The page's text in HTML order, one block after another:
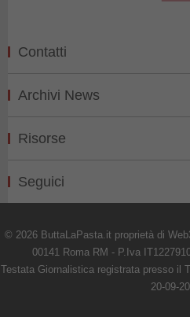
Contatti
Archivi News
Risorse
Seguici
© 2026 ButtaLaPasta.it proprietà di
00141 Roma RM - P.Iva
Testata Giornalistica registrata presso il
20-09-